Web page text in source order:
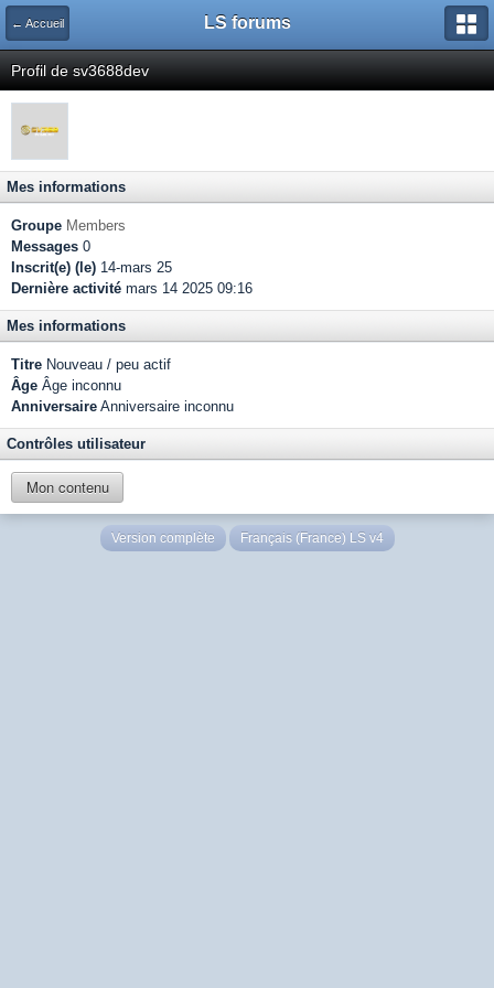
← Accueil LS forums
Profil de sv3688dev
Mes informations
Groupe Members
Messages 0
Inscrit(e) (le) 14-mars 25
Dernière activité mars 14 2025 09:16
Mes informations
Titre Nouveau / peu actif
Âge Âge inconnu
Anniversaire Anniversaire inconnu
Contrôles utilisateur
Mon contenu
Version complète Français (France) LS v4